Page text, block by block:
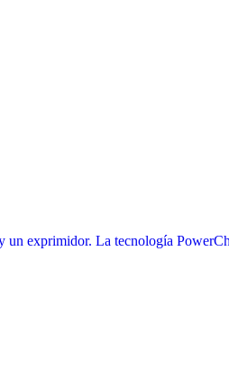
exprimidor. La tecnología